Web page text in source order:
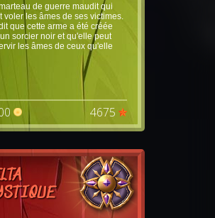
de guerre maudit qui
voler les âmes de ses victimes.
que cette arme a été créée
sorcier noir et qu'elle peut
les âmes de ceux qu'elle
4675